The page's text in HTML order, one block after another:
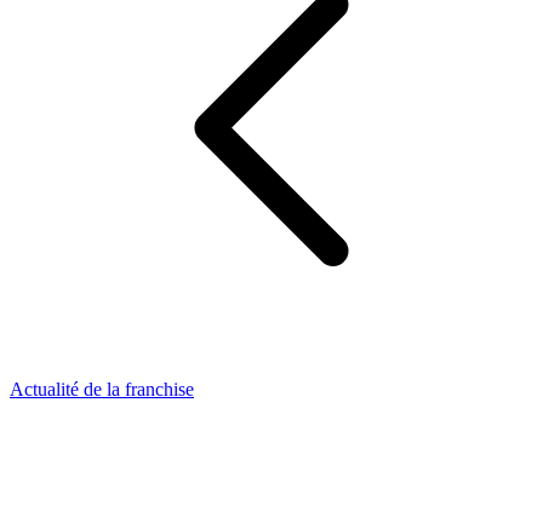
Actualité de la franchise